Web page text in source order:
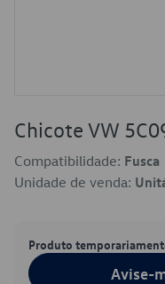
Chicote VW
Compatibilidade: Fusca
Unidade de venda:
Produto
Avise-